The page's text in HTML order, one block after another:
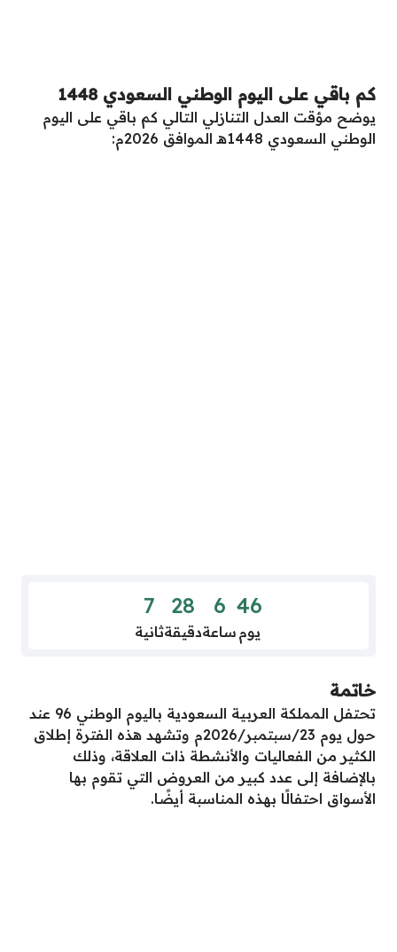
كم باقي على اليوم الوطني السعودي 1448
يوضح مؤقت العدل التنازلي التالي كم باقي على اليوم
الوطني السعودي 1448هـ الموافق 2026م:
46
يوم
6
ساعة
28
دقيقة
6
ثانية
خاتمة
تحتفل المملكة العربية السعودية باليوم الوطني 96 عند
حول يوم 23/سبتمبر/2026م وتشهد هذه الفترة إطلاق
الكثير من الفعاليات والأنشطة ذات العلاقة، وذلك
بالإضافة إلى عدد كبير من العروض التي تقوم بها
الأسواق احتفالًا بهذه المناسبة أيضًا.